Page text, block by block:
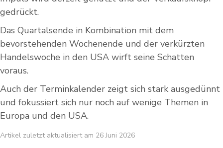
gedrückt.
Das Quartalsende in Kombination mit dem
bevorstehenden Wochenende und der verkürzten
Handelswoche in den USA wirft seine Schatten
voraus.
Auch der Terminkalender zeigt sich stark ausgedünnt
und fokussiert sich nur noch auf wenige Themen in
Europa und den USA.
Artikel zuletzt aktualisiert am 26 Juni 2026